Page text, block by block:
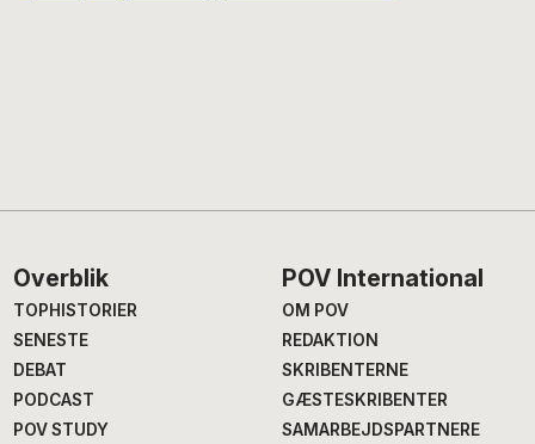
Footer
Overblik
TOPHISTORIER
SENESTE
DEBAT
PODCAST
POV STUDY
POV International
OM POV
REDAKTION
SKRIBENTERNE
GÆSTESKRIBENTER
SAMARBEJDSPARTNERE